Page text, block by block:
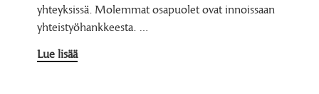
yhteyksissä. Molemmat osapuolet ovat innoissaan
yhteistyöhankkeesta. …
Lue lisää